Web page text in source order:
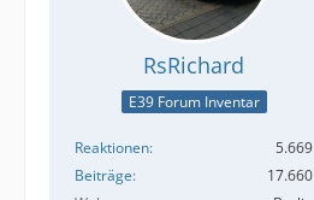
RsRichard
E39 Forum Inventar
Reaktionen
5.669
Beiträge
17.660